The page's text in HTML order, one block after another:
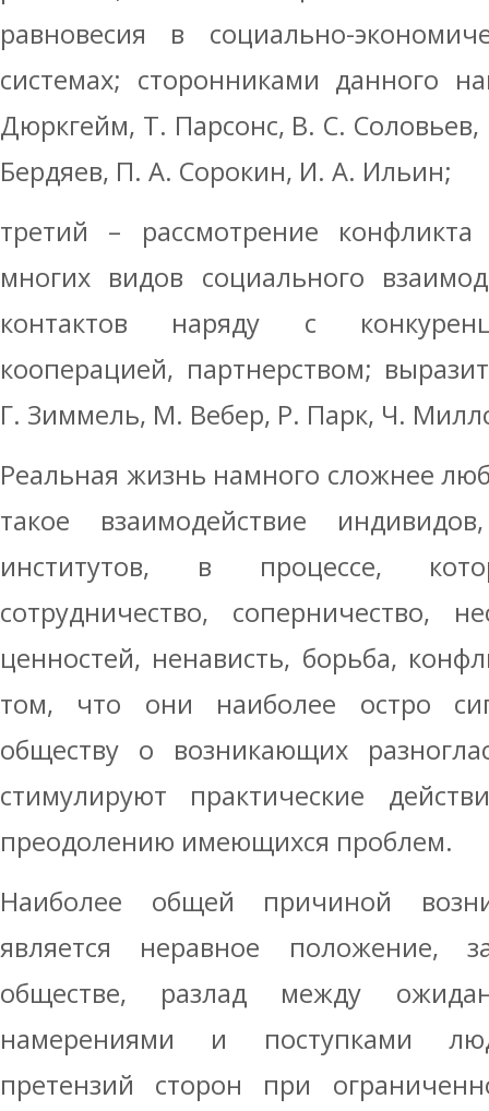
равновесия в социально-
системах; сторонниками данного
Дюркгейм, Т. Парсонс, В. С.
Бердяев, П. А. Сорокин, И. А. Ильин;
третий – рассмотрение
многих видов социального
контактов наряду с
кооперацией, партнерством;
Г. Зиммель, М. Вебер, Р. Парк, Ч.
Реальная жизнь намного сложнее
такое взаимодействие
институтов, в процессе,
сотрудничество, соперничество,
ценностей, ненависть, борьба,
том, что они наиболее остро
обществу о возникающих
стимулируют практические
преодолению имеющихся проблем.
Наиболее общей причиной
является неравное положение,
обществе, разлад между
намерениями и поступками
претензий сторон при